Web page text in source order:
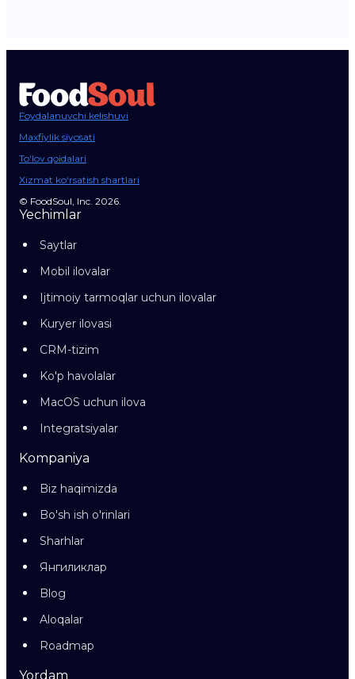
Foydalanuvchi kelishuvi
Maxfiylik siyosati
To'lov qoidalari
Xizmat ko‘rsatish shartlari
© FoodSoul, Inc. 2026.
Yechimlar
Saytlar
Mobil ilovalar
Ijtimoiy tarmoqlar uchun ilovalar
Kuryer ilovasi
CRM-tizim
Ko'p havolalar
MacOS uchun ilova
Integratsiyalar
Kompaniya
Biz haqimizda
Bo'sh ish o'rinlari
Sharhlar
Янгиликлар
Blog
Aloqalar
Roadmap
Yordam